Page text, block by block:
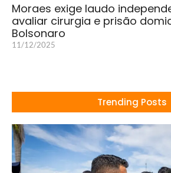
Moraes exige laudo
avaliar cirurgia e prisão
Bolsonaro
11/12/2025
Trending Posts